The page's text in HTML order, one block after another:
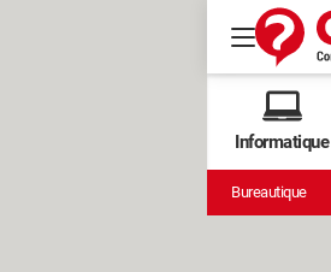
Informatique
Bureautique